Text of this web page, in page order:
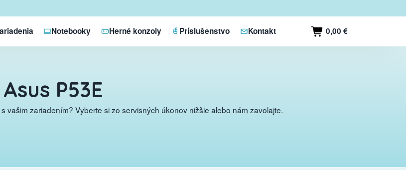
Notebooky Herné konzoly Príslušenstvo Kontakt 0,00 €
P53E
vašim zariadením? Vyberte si zo servisných úkonov nižšie alebo nám zavolajte.